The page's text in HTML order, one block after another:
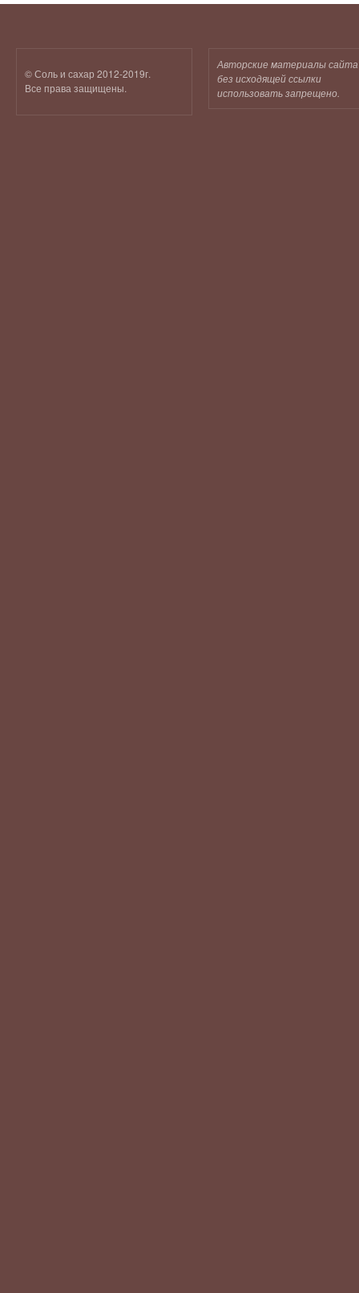
© Соль и сахар 2012-2019г.
Все права защищены.
Авторские материалы сайта
без исходящей ссылки
использовать запрещено.